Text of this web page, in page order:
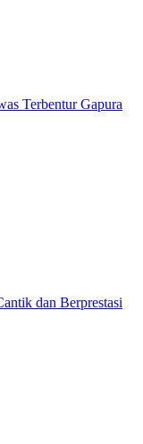
Terbentur Gapura
dan Berprestasi